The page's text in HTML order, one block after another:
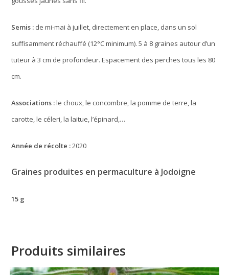
Semis : de mi-mai à juillet, directement en place, dans un sol
suffisamment réchauffé (12°C minimum). 5 à 8 graines autour d’un
tuteur à 3 cm de profondeur. Espacement des perches tous les 80
cm.
Associations :le choux, le concombre, la pomme de terre, la
carotte, le céleri, la laitue, l’épinard,…
Année de récolte :2020
Graines produites en permaculture à Jodoigne
15 g
Produits similaires